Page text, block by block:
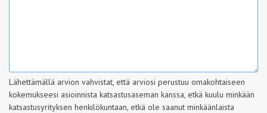
Lähettämällä arvion vahvistat, että arviosi perustuu omakohtaiseen
kokemukseesi asioinnista katsastusaseman kanssa, etkä kuulu minkään
katsastusyrityksen henkilökuntaan, etkä ole saanut minkäänlaista